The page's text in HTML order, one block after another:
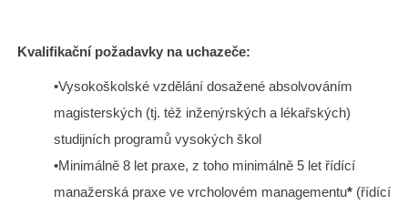
Kvalifikační požadavky na uchazeče:
•Vysokoškolské vzdělání dosažené absolvováním
magisterských (tj. též inženýrských a lékařských)
studijních programů vysokých škol
•Minimálně 8 let praxe, z toho minimálně 5 let řídící
manažerská praxe ve vrcholovém managementu* (řídící